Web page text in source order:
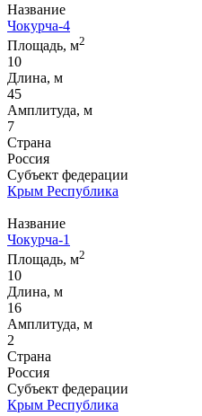
Название
Чокурча-4
Площадь, м2
10
Длина, м
45
Амплитуда, м
7
Страна
Россия
Субъект федерации
Крым Республика
Название
Чокурча-1
Площадь, м2
10
Длина, м
16
Амплитуда, м
2
Страна
Россия
Субъект федерации
Крым Республика